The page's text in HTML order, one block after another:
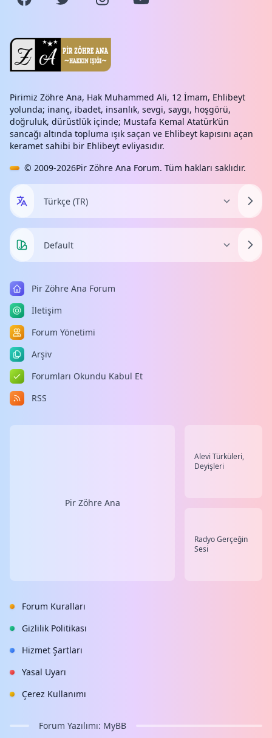
Pirimiz Zöhre Ana, Hak Muhammed Ali, 12 İmam, Ehlibeyt
yolunda; inanç, ibadet, insanlık, sevgi, saygı, hoşgörü,
doğruluk, dürüstlük içinde; Mustafa Kemal Atatürk’ün
sancağı altında topluma ışık saçan ve Ehlibeyt kapısını açan
keramet sahibi bir Ehlibeyt evliyasıdır.
© 2009-2026Pir Zöhre Ana Forum. Tüm hakları saklıdır.
Pir Zöhre Ana Forum
İletişim
Forum Yönetimi
Arşiv
Forumları Okundu Kabul Et
RSS
Pir Zöhre Ana
Alevi Türküleri,
Deyişleri
Radyo Gerçeğin
Sesi
Forum Kuralları
Gizlilik Politikası
Hizmet Şartları
Yasal Uyarı
Çerez Kullanımı
Forum Yazılımı: MyBB